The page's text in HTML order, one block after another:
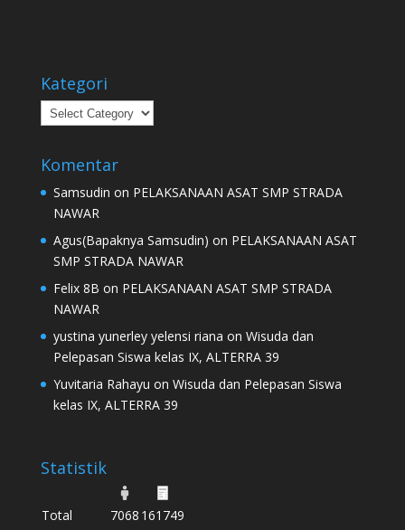
Kategori
Kategori
Komentar
Samsudin on PELAKSANAAN ASAT SMP STRADA
NAWAR
Agus(Bapaknya Samsudin) on PELAKSANAAN ASAT
SMP STRADA NAWAR
Felix 8B on PELAKSANAAN ASAT SMP STRADA
NAWAR
yustina yunerley yelensi riana on Wisuda dan
Pelepasan Siswa kelas IX, ALTERRA 39
Yuvitaria Rahayu on Wisuda dan Pelepasan Siswa
kelas IX, ALTERRA 39
Statistik
Total 7068 161749